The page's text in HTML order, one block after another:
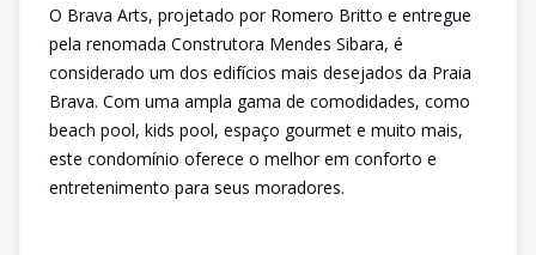
O Brava Arts, projetado por Romero Britto e entregue
pela renomada Construtora Mendes Sibara, é
considerado um dos edifícios mais desejados da Praia
Brava. Com uma ampla gama de comodidades, como
beach pool, kids pool, espaço gourmet e muito mais,
este condomínio oferece o melhor em conforto e
entretenimento para seus moradores.